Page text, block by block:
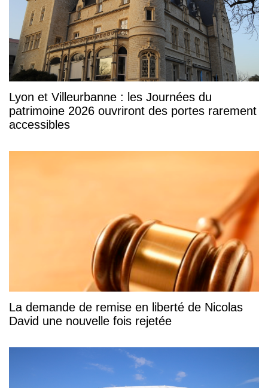
Lyon et Villeurbanne : les Journées du
patrimoine 2026 ouvriront des portes rarement
accessibles
La demande de remise en liberté de Nicolas
David une nouvelle fois rejetée